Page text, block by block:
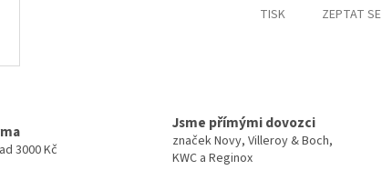
TISK ZEPTAT SE
3000 Kč
Jsme přímými dovozci
značek Novy, Villeroy & Boch,
KWC a Reginox